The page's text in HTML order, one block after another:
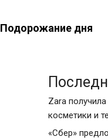
Подорожание дня
Zara
косметики и
«Сбер»